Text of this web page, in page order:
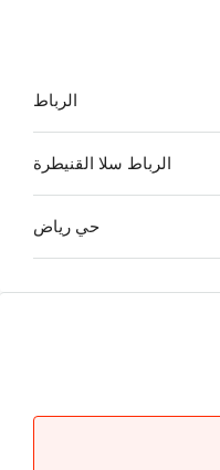
الرباط
الرباط سلا القنيطرة
حي رياض